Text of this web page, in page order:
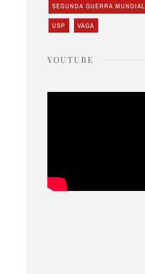
SEGUNDA GUERRA MUNDIAL
USP VAGA
YOUTUBE